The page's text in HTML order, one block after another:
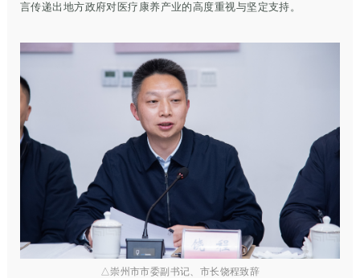
言传递出地方政府对医疗康养产业的高度重视与坚定支持。
△崇州市市委副书记、市长饶程致辞